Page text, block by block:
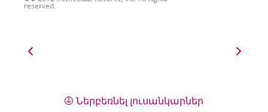
reserved.
Ներբեռնել լուսանկարներ